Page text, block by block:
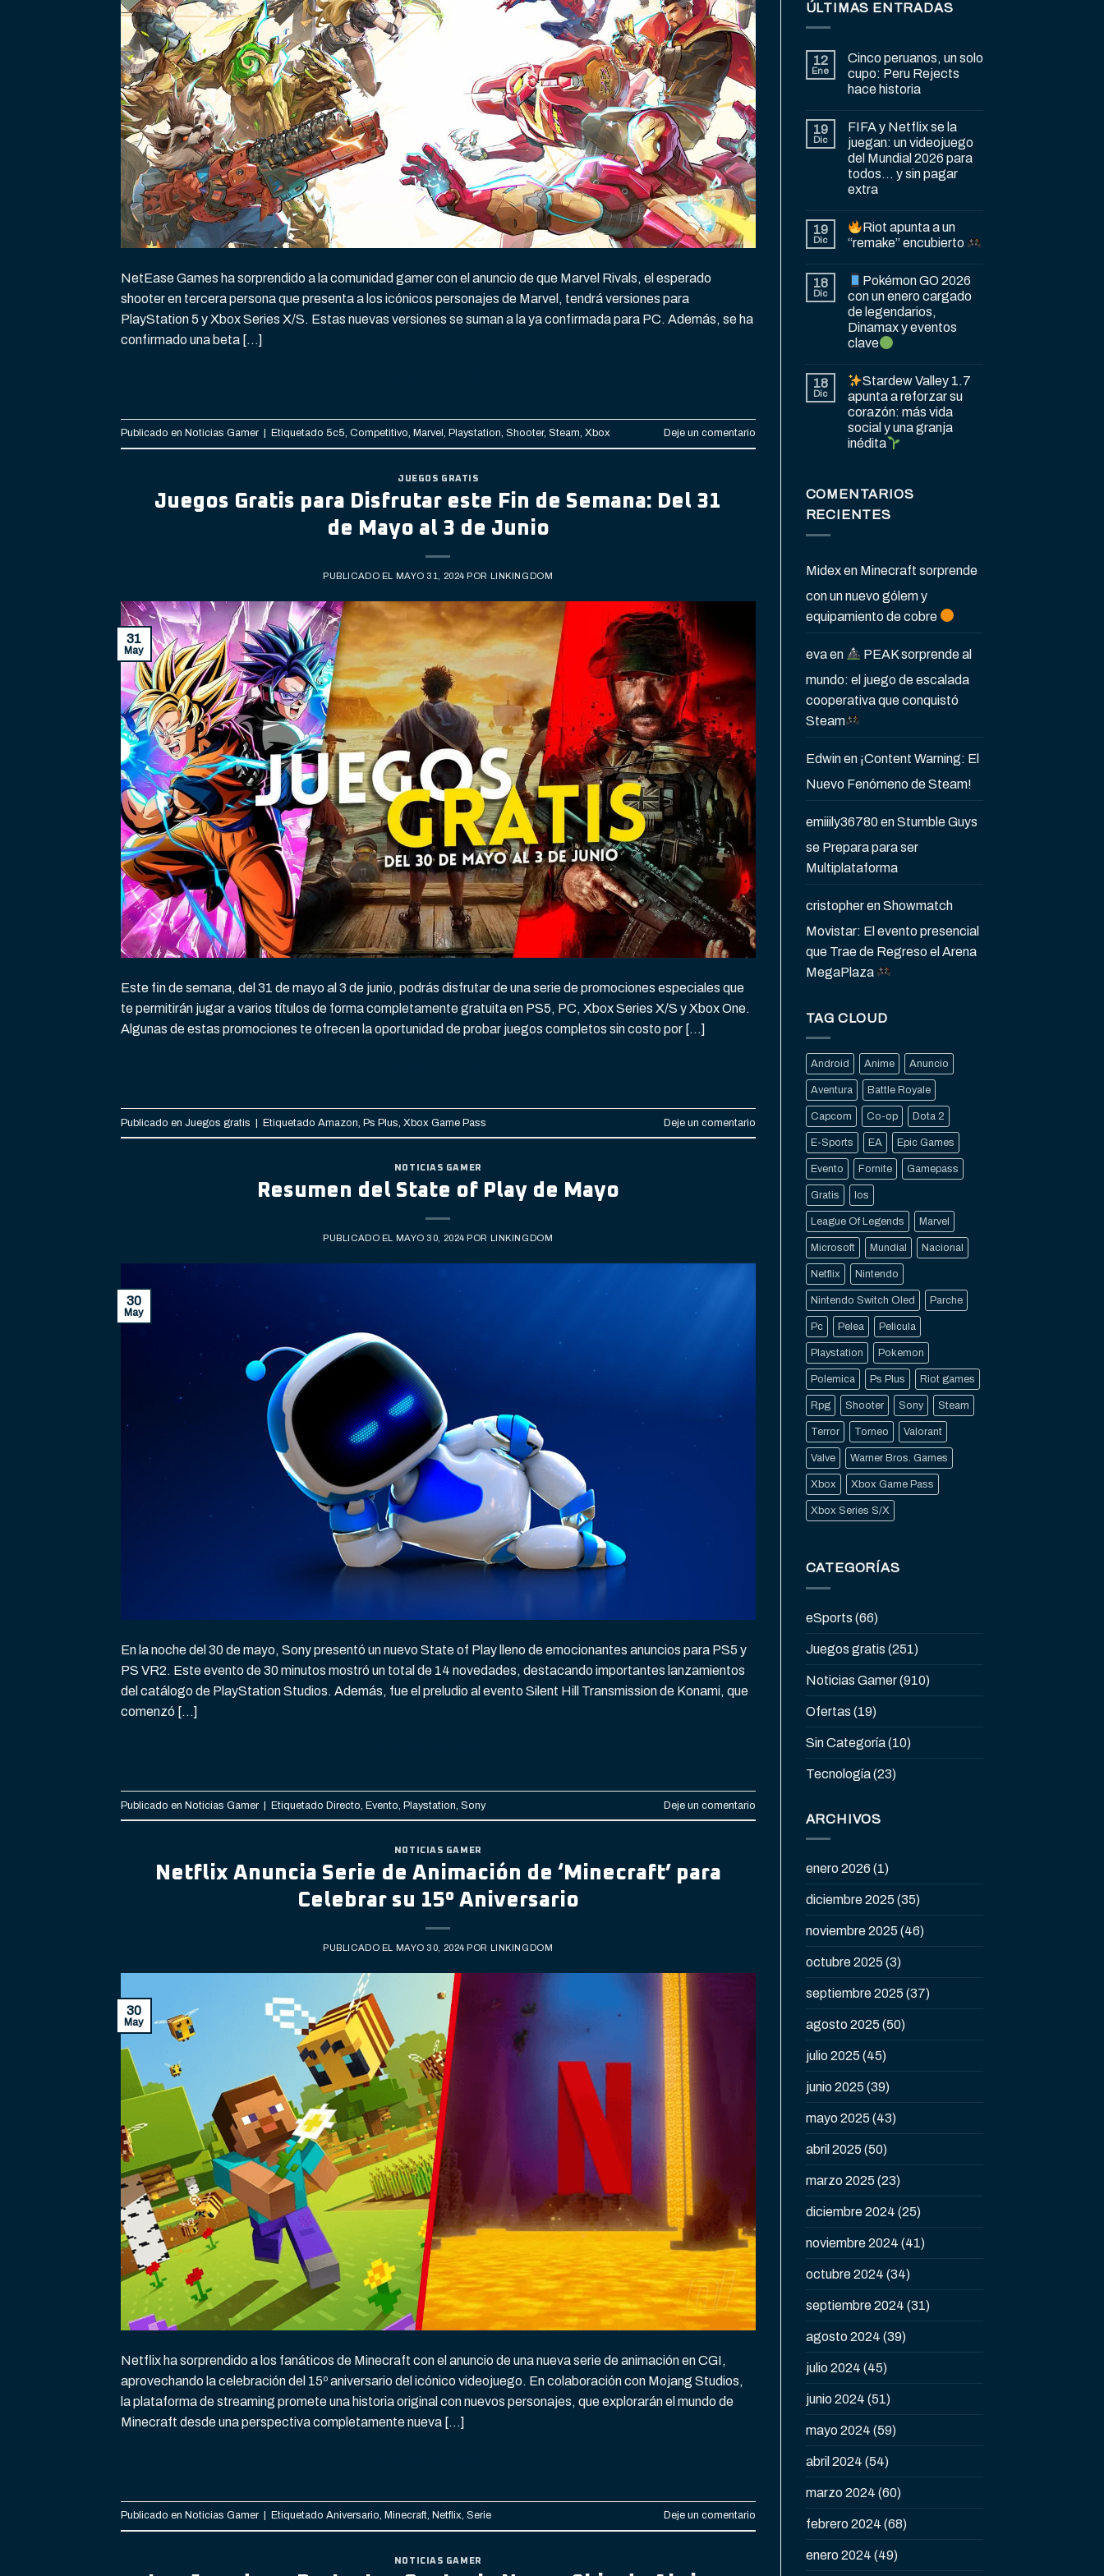
NetEase Games ha sorprendido a la comunidad gamer con el anuncio de que Marvel Rivals, el esperado
shooter en tercera persona que presenta a los icónicos personajes de Marvel, tendrá versiones para
PlayStation 5 y Xbox Series X/S. Estas nuevas versiones se suman a la ya confirmada para PC. Además, se ha
confirmado una beta […]
Publicado en Noticias Gamer Etiquetado 5c5, Competitivo, Marvel , Playstation, Shooter, Steam, Xbox Deje un comentario
JUEGOS GRATIS
Juegos Gratis para Disfrutar este Fin de Semana: Del 31
de Mayo al 3 de Junio
PUBLICADO EL MAYO 31, 2024 POR LINKINGDOM
31
May
Este fin de semana, del 31 de mayo al 3 de junio, podrás disfrutar de una serie de promociones especiales que
te permitirán jugar a varios títulos de forma completamente gratuita en PS5, PC, Xbox Series X/S y Xbox One.
Algunas de estas promociones te ofrecen la oportunidad de probar juegos completos sin costo por […]
Publicado en Juegos gratis | Etiquetado Amazon Ps Plus Xbox Game Pass Deje un comentario
NOTICIAS GAMER
Resumen del State of Play de Mayo
PUBLICADO EL MAYO 30, 2024 POR LINKINGDOM
30
May
En la noche del 30 de mayo, Sony presentó un nuevo State of Play lleno de emocionantes anuncios para PS5 y
PS VR2. Este evento de 30 minutos mostró un total de 14 novedades, destacando importantes lanzamientos
del catálogo de PlayStation Studios. Además, fue el preludio al evento Silent Hill Transmission de Konami, que
comenzó […]
Publicado en Noticias Gamer | Etiquetado Directo, Evento, Playstation, Sony Deje un comentario
NOTICIAS GAMER
Netflix Anuncia Serie de Animación de ‘Minecraft’ para
Celebrar su 15º Aniversario
PUBLICADO EL MAYO 30, 2024 POR LINKINGDOM
30
May
Netflix ha sorprendido a los fanáticos de Minecraft con el anuncio de una nueva serie de animación en CGI,
aprovechando la celebración del 15º aniversario del icónico videojuego. En colaboración con Mojang Studios,
la plataforma de streaming promete una historia original con nuevos personajes, que explorarán el mundo de
Minecraft desde una perspectiva completamente nueva […]
Publicado en Noticias Gamer Etiquetado Aniversario, Minecraft, Netflix, Serie Deje un comentario
NOTICIAS GAMER
ÚLTIMAS ENTRADAS
12
Ene
Cinco peruanos, un solo
cupo: Peru Rejects
hace historia
19
Dic
FIFA y Netflix se la
juegan: un videojuego
del Mundial 2026 para
todos… y sin pagar
extra
19
Dic
Riot apunta a un
“remake” encubierto
18
Dic
Pokémon GO 2026
con un enero cargado
de legendarios,
Dinamax y eventos
clave
18
Dic
Stardew Valley 1.7
apunta a reforzar su
corazón: más vida
social y una granja
inédita
COMENTARIOS
RECIENTES
Midexen Minecraft sorprende
con un nuevo gólem y
equipamiento de cobre
evaen
PEAK sorprende al
mundo: el juego de escalada
cooperativa que conquistó
Steam
Edwinen ¡Content Warning: El
Nuevo Fenómeno de Steam!
emiiily36780enStumble Guys
se Prepara para ser
Multiplataforma
cristopherenShowmatch
Movistar: El evento presencial
que Trae de Regreso el Arena
MegaPlaza
TAG CLOUD
Android Anime Anuncio
Aventura Battle Royale
Capcom Co-op Dota 2
E-Sports EA Epic Games
Evento Fornite Gamepass
Gratis Ios
League Of Legends Marvel
Microsoft Mundial Nacional
Netflix Nintendo
Nintendo Switch Oled Parche
Pc Pelea Pelicula
Playstation Pokemon
Polemica Ps Plus Riot games
Rpg Shooter Sony Steam
Terror Torneo Valorant
Valve Warner Bros. Games
Xbox Xbox Game Pass
Xbox Series S/X
CATEGORÍAS
eSports (66)
Juegos gratis (251)
Noticias Gamer(910)
Ofertas (19)
Sin Categoría(10)
Tecnología(23)
ARCHIVOS
enero 2026 (1)
diciembre 2025 (35)
noviembre 2025 (46)
octubre 2025 (3)
septiembre 2025 (37)
agosto 2025 (50)
julio 2025 (45)
junio 2025 (39)
mayo 2025 (43)
abril 2025 (50)
marzo 2025 (23)
diciembre 2024 (25)
noviembre 2024 (41)
octubre 2024 (34)
septiembre 2024 (31)
agosto 2024 (39)
julio 2024 (45)
junio 2024 (51)
mayo 2024 (59)
abril 2024 (54)
marzo 2024 (60)
febrero 2024 (68)
enero 2024 (49)